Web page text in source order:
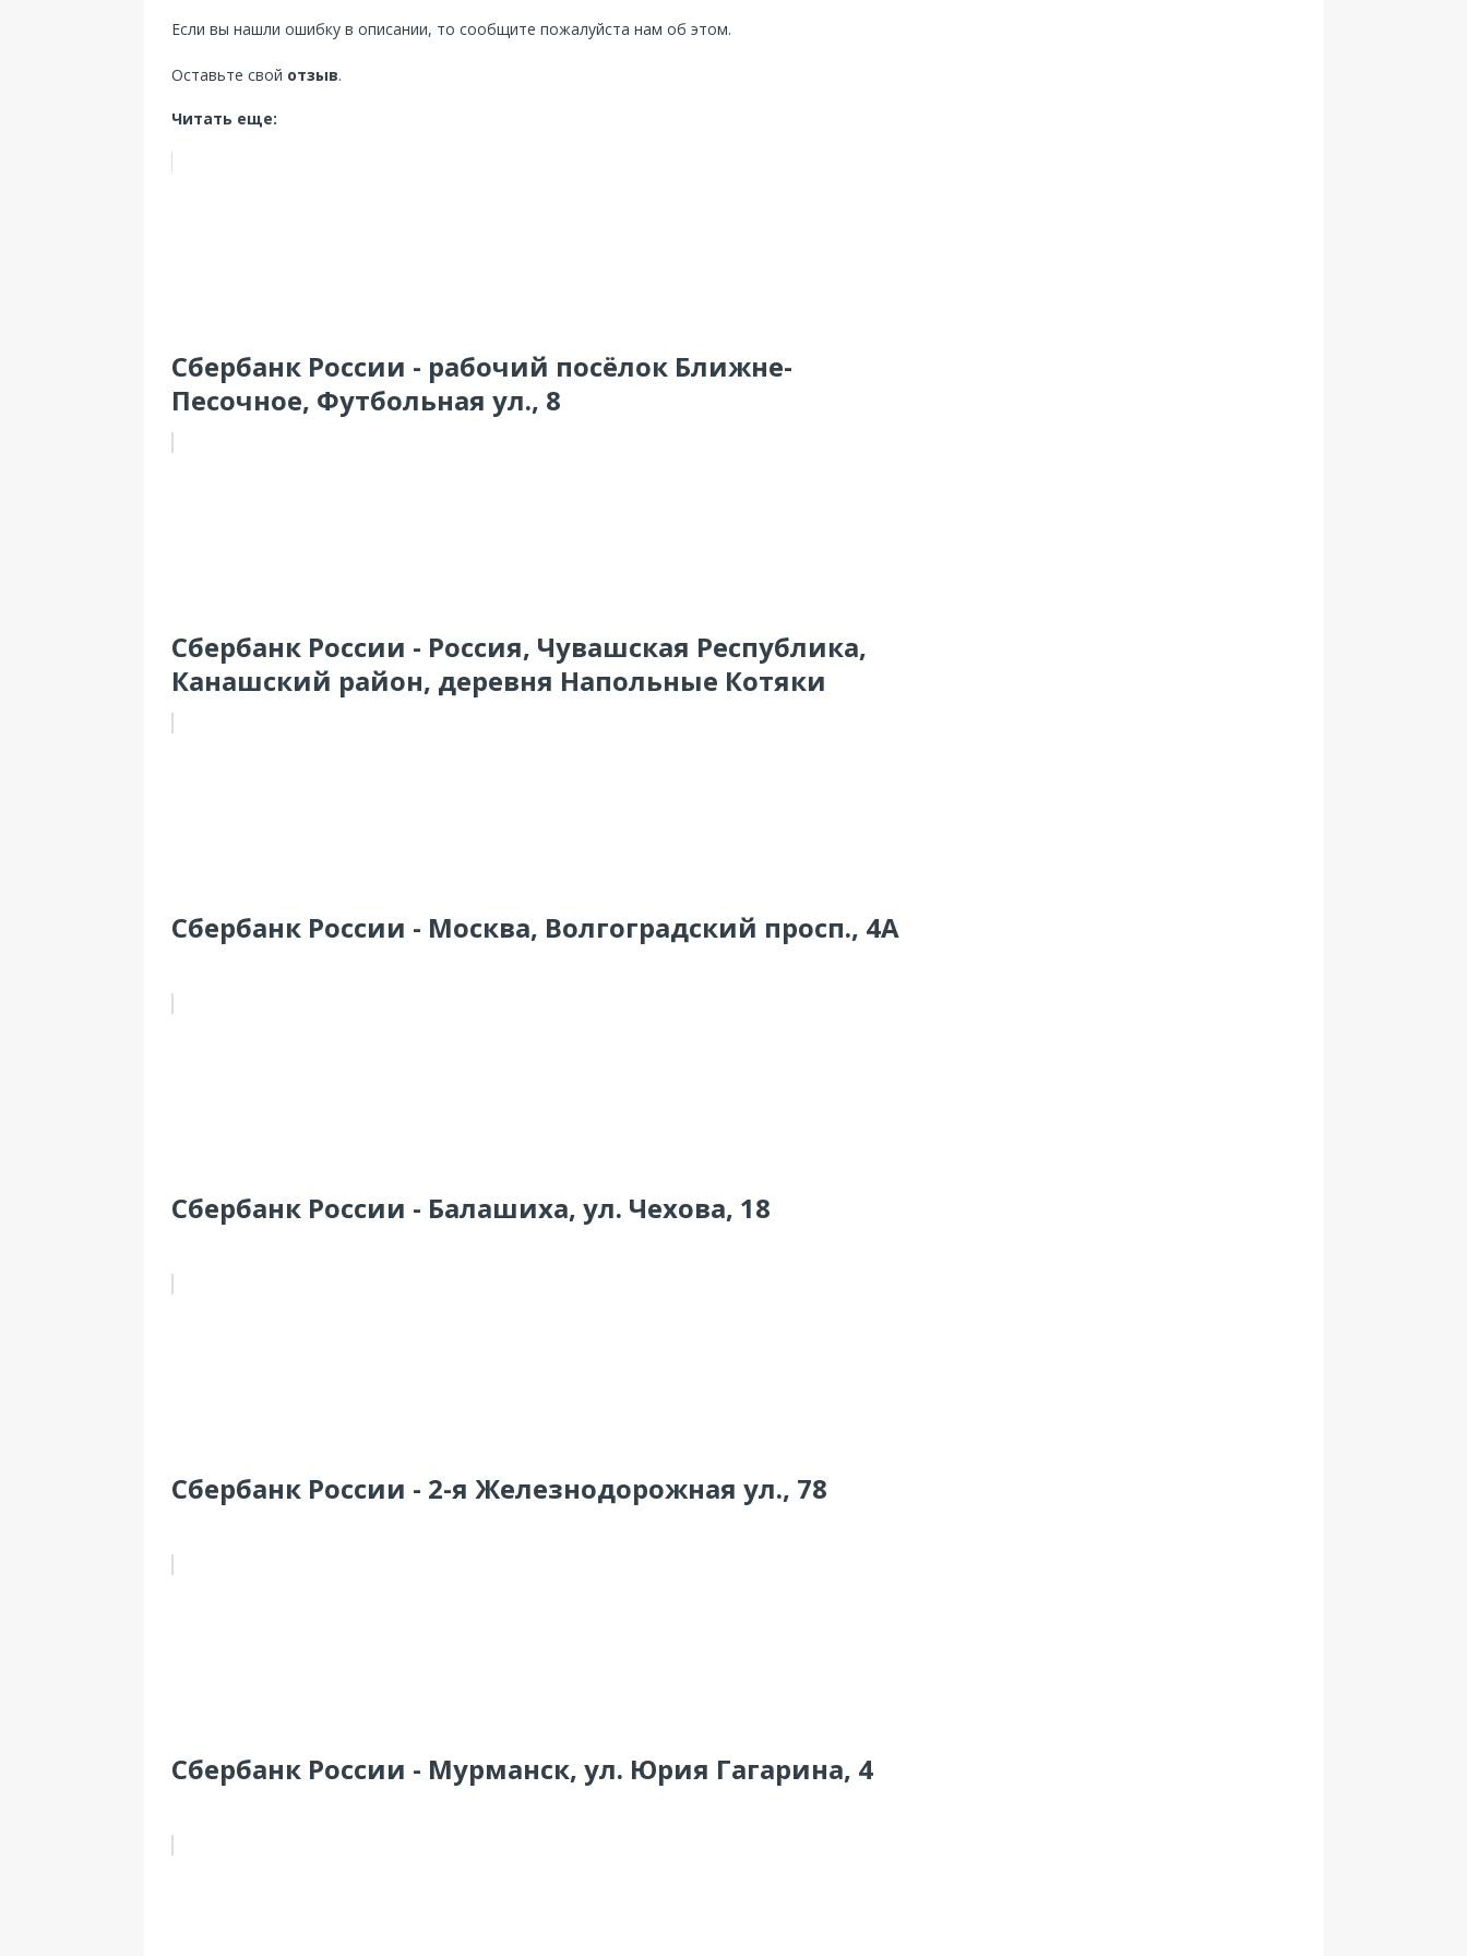
Если вы нашли ошибку в описании, то сообщите пожалуйста нам об этом.
Оставьте свой отзыв.
Читать еще:
Сбербанк России - рабочий посёлок Ближне-
Песочное, Футбольная ул., 8
Сбербанк России - Россия, Чувашская Республика,
Канашский район, деревня Напольные Котяки
Сбербанк России - Москва, Волгоградский просп., 4А
Сбербанк России - Балашиха, ул. Чехова, 18
Сбербанк России - 2-я Железнодорожная ул., 78
Сбербанк России - Мурманск, ул. Юрия Гагарина, 4